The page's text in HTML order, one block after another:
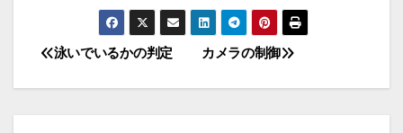
投
稿
カメラの制御
泳いでいるかの判定